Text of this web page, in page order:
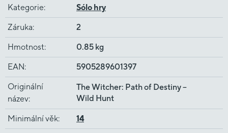
Kategorie: Sólo hry
Záruka: 2
Hmotnost: 0.85 kg
EAN: 5905289601397
Originální
název:
The Witcher: Path of Destiny –
Wild Hunt
Minimální věk: 14